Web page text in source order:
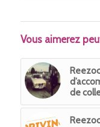
Vous aimerez
de